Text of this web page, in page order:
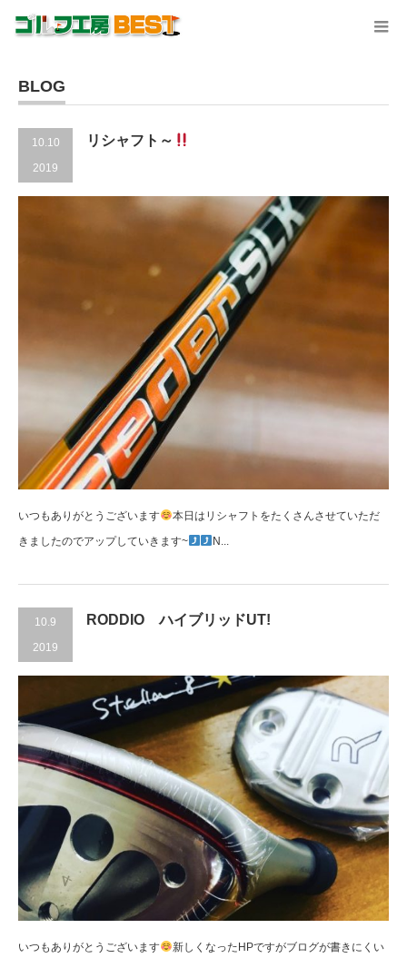
BLOG
10.10
2019
リシャフト～
いつもありがとうございます
本日はリシャフトをたくさんさせていただ
きましたのでアップしていきます~
N...
10.9
2019
RODDIO ハイブリッドUT!
いつもありがとうございます
新しくなったHPですがブログが書きにくい